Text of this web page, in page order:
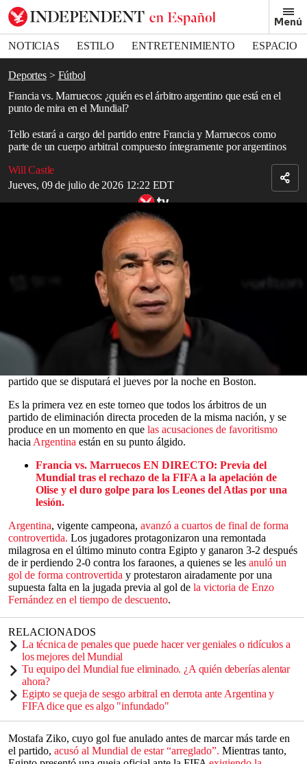
Menú
NOTICIAS ESTILO ENTRETENIMIENTO
ESPACIO
DEPORTES
Deportes
Fútbol
Francia vs. Marruecos: ¿quién es el árbitro argentino que está en el
punto de mira en el Mundial?
Tello estará a cargo del partido entre Francia y Marruecos como
parte de un cuerpo arbitral compuesto íntegramente por argentinos
Will Castle
Jueves, 09 de julio de 2026 12:22 EDT
Bookmark popover
Removed from bookmarks
Close popover
seconds
seconds
Copa del Mundo de la FIFA, octavos de final: lo más destacado de
argentino Facundo Tello dirigirá el partido de
final entre Francia y Marruecosy ya se encuentra en el centro de la
última polémica arbitral que sacudeel Mundial de 2026
antes de que se haya dado el primer puntapié.
La FIFA enfureció a los aficionados y a los medios de
comunicación franceses al seleccionar a Tello, como parte de un
equipo técnico compuesto íntegramente por argentinos, para el
partido que se disputará el jueves por la noche en Boston.
Es la primera vez en este torneo que todos los árbitros de un
partido de eliminación directa proceden de la misma nación, y se
produce en un momento en que las acusaciones de favoritismo
hacia Argentina están en su punto álgido.
Francia vs. Marruecos EN DIRECTO: Previa del
Mundial tras el rechazo de la FIFA a la apelación de
Olise y el duro golpe para los Leones del Atlas por una
lesión.
Argentina, vigente campeona, avanzó a cuartos de final de forma
controvertida. Los jugadores protagonizaron una remontada
milagrosa en el último minuto contra Egipto y ganaron 3-2 después
de ir perdiendo 2-0 contra los faraones, a quienes se les anuló un
gol de forma controvertida y protestaron airadamente por una
supuesta falta en la jugada previa al gol de la victoria de Enzo
Fernández en el tiempo de descuento.
RELACIONADOS
La técnica de penales que puede hacer ver geniales o ridículos a
los mejores del Mundial
Tu equipo del Mundial fue eliminado. ¿A quién deberías alentar
ahora?
Egipto se queja de sesgo arbitral en derrota ante Argentina y
FIFA dice que es algo "infundado"
Mostafa Ziko, cuyo gol fue anulado antes de marcar más tarde en
el partido, acusó al Mundial de estar “arreglado”. Mientras tanto,